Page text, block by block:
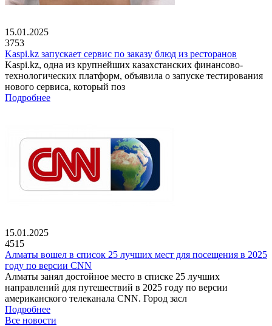
15.01.2025
3753
Kaspi.kz запускает сервис по заказу блюд из ресторанов
Kaspi.kz, одна из крупнейших казахстанских финансово-
технологических платформ, объявила о запуске тестирования
нового сервиса, который поз
Подробнее
15.01.2025
4515
Алматы вошел в список 25 лучших мест для посещения в 2025
году по версии CNN
Алматы занял достойное место в списке 25 лучших
направлений для путешествий в 2025 году по версии
американского телеканала CNN. Город засл
Подробнее
Все новости